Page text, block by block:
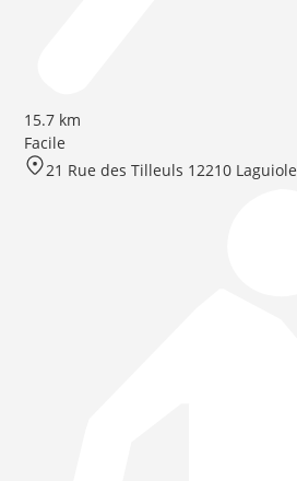
15.7 km
Facile
21 Rue des Tilleuls 12210 Laguiole